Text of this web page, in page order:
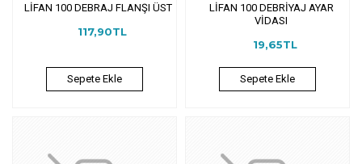
LİFAN 100 DEBRAJ FLANŞI ÜST
117,90TL
Sepete Ekle
LİFAN 100 DEBRİYAJ AYAR
VİDASI
19,65TL
Sepete Ekle